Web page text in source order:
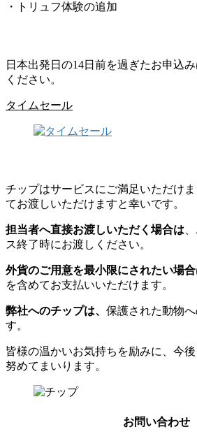
・トリュフ体験の追加
日本出発日の14日前を過ぎたお申込
ください。
タイムセール
チップはサービスにご満足いただけ
てお渡しいただけますと幸いです。
担当者へ直接お渡しいただく場合は
ス終了時にお渡しください。
外貨のご用意を最小限にされたい場合
を含めてお支払いいただけます。
弊社へのチップは、 保護された動物
す。
皆様の温かいお気持ちを励みに、今
努めてまいります。
お問い合わせ